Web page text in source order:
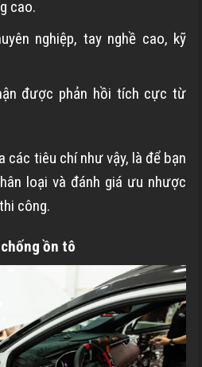
cao.
nghiệp, tay nghề cao, kỹ
được phản hồi tích cực từ
các tiêu chí như vậy, là để bạn
loại và đánh giá ưu nhược
công.
ồn tô